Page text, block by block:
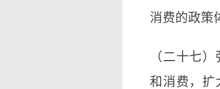
消费的政策
（二十七
和消费，扩